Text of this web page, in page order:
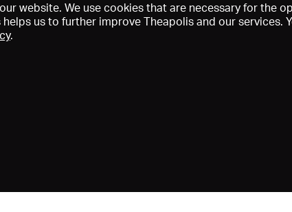
website. We use cookies that are necessary for the
us to further improve Theapolis and our services.
.